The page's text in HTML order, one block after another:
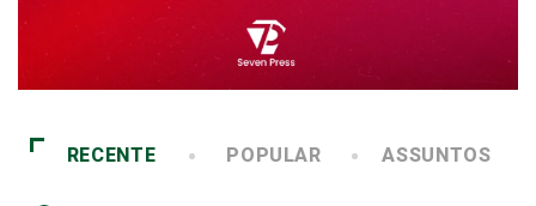
RECENTE POPULAR ASSUNTOS